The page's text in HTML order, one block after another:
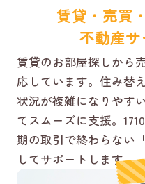
賃貸・売買
不動産
賃貸のお部屋探しから
応しています。住み替
状況が複雑になりやす
てスムーズに支援。
期の取引で終わらない
してサポートします。